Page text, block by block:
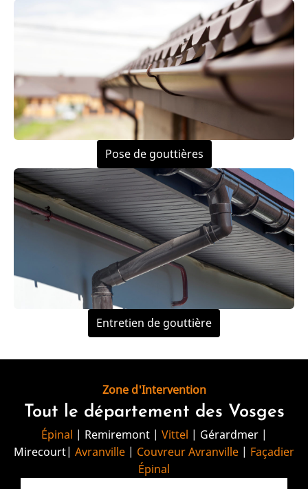
Pose de gouttières
Entretien de gouttière
Zone d'Intervention
Tout le département des Vosges
Épinal | Remiremont | Vittel | Gérardmer |
Mirecourt| Avranville | Couvreur Avranville | Façadier
Épinal